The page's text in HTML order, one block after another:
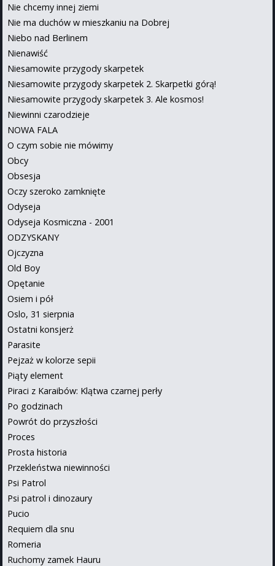
Nie chcemy innej ziemi
Nie ma duchów w mieszkaniu na Dobrej
Niebo nad Berlinem
Nienawiść
Niesamowite przygody skarpetek
Niesamowite przygody skarpetek 2. Skarpetki górą!
Niesamowite przygody skarpetek 3. Ale kosmos!
Niewinni czarodzieje
NOWA FALA
O czym sobie nie mówimy
Obcy
Obsesja
Oczy szeroko zamknięte
Odyseja
Odyseja Kosmiczna - 2001
ODZYSKANY
Ojczyzna
Old Boy
Opętanie
Osiem i pół
Oslo, 31 sierpnia
Ostatni konsjerż
Parasite
Pejzaż w kolorze sepii
Piąty element
Piraci z Karaibów: Klątwa czarnej perły
Po godzinach
Powrót do przyszłości
Proces
Prosta historia
Przekleństwa niewinności
Psi Patrol
Psi patrol i dinozaury
Pucio
Requiem dla snu
Romeria
Ruchomy zamek Hauru